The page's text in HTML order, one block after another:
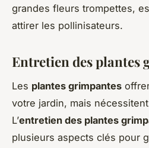
grandes fleurs trompettes,
attirer les pollinisateurs.
Entretien des plantes
Les plantes grimpantes
votre jardin, mais
L’entretien des plantes
plusieurs aspects clés pour